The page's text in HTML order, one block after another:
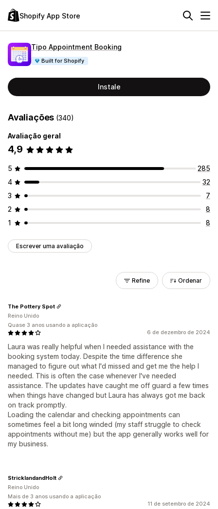
Shopify App Store
Tipo Appointment Booking
Built for Shopify
Instale
Avaliações (340)
Avaliação geral
4,9
5
285
4
32
3
7
2
8
1
8
Escrever uma avaliação
Refine Ordenar
6 de dezembro de 2024
Laura was really helpful when I needed assistance with the
booking system today. Despite the time difference she
managed to figure out what I'd missed and get me the help I
needed. This is often the case whenever I've needed
assistance. The updates have caught me off guard a few times
when things have changed but Laura has always got me back
on track promptly.
Loading the calendar and checking appointments can
sometimes feel a bit long winded (my staff struggle to check
appointments without me) but the app generally works well for
my business.
The Pottery Spot
Reino Unido
Quase 3 anos usando a aplicação
11 de setembro de 2024
StricklandandHolt
Reino Unido
Mais de 3 anos usando a aplicação